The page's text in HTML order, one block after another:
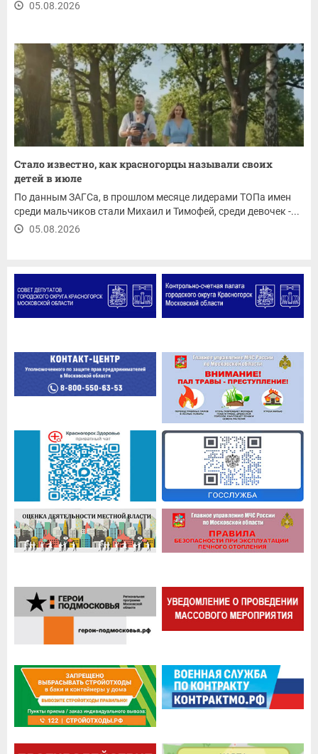
05.08.2026
Стало известно, как красногорцы называли своих
детей в июле
По данным ЗАГСа, в прошлом месяце лидерами ТОПа имен
среди мальчиков стали Михаил и Тимофей, среди девочек -...
05.08.2026